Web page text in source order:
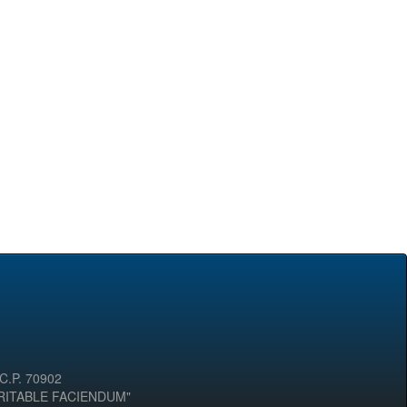
70902
FACIENDUM"